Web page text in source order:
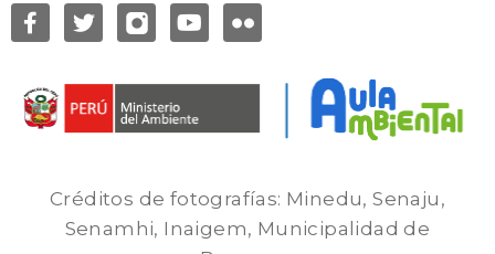
Créditos de fotografías: Minedu, Senaju,
Senamhi, Inaigem, Municipalidad de